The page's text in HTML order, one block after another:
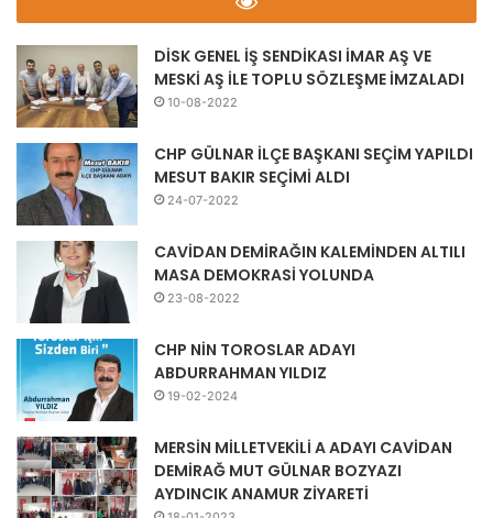
DİSK GENEL İŞ SENDİKASI İMAR AŞ VE
MESKİ AŞ İLE TOPLU SÖZLEŞME İMZALADI
10-08-2022
CHP GÜLNAR İLÇE BAŞKANI SEÇİM YAPILDI
MESUT BAKIR SEÇİMİ ALDI
24-07-2022
CAVİDAN DEMİRAĞIN KALEMİNDEN ALTILI
MASA DEMOKRASİ YOLUNDA
23-08-2022
CHP NİN TOROSLAR ADAYI
ABDURRAHMAN YILDIZ
19-02-2024
MERSİN MİLLETVEKİLİ A ADAYI CAVİDAN
DEMİRAĞ MUT GÜLNAR BOZYAZI
AYDINCIK ANAMUR ZİYARETİ